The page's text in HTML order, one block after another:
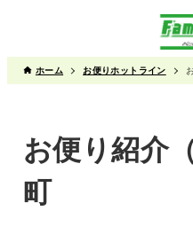
ホーム お便りホットライン
お便り紹介
町